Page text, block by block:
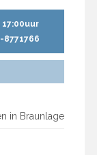
in Braunlage